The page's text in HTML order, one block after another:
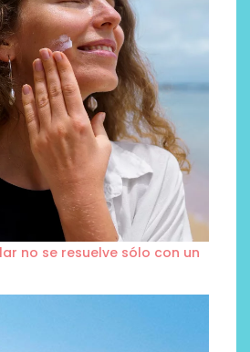
no se resuelve sólo con un